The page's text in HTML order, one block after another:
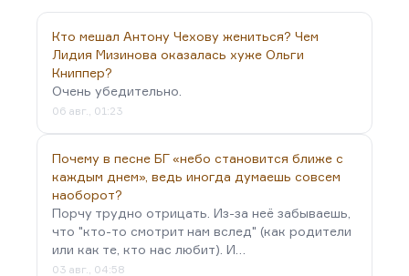
Кристи: «Лучше всего придумывать сюжеты,
когда лежишь в ванной и ешь яблоки». Сюжеты в
ванной хорошо придумывать,…
Кто мешал Антону Чехову жениться? Чем
Лидия Мизинова оказалась хуже Ольги
Книппер?
Очень убедительно.
06 авг., 01:23
Почему в песне БГ «небо становится ближе с
каждым днем», ведь иногда думаешь совсем
наоборот?
Порчу трудно отрицать. Из-за неё забываешь,
что "кто-то смотрит нам вслед" (как родители
или как те, кто нас любит). И…
03 авг., 04:58